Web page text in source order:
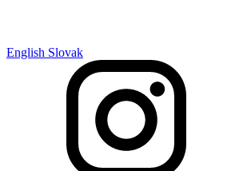
English Slovak